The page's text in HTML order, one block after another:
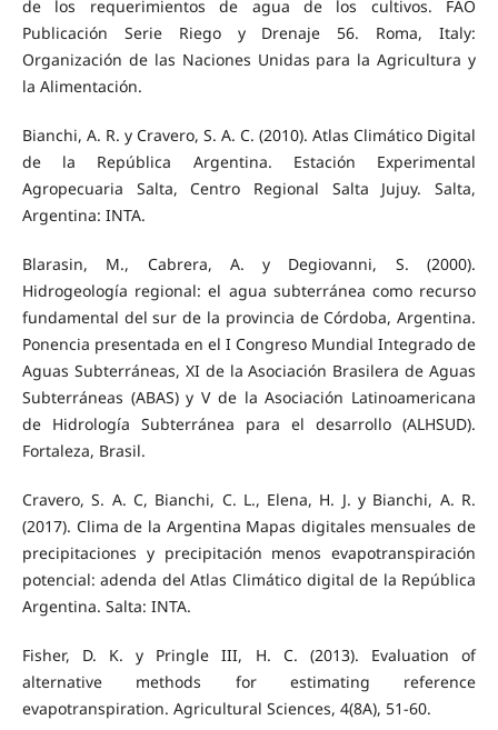
de los requerimientos de agua de los cultivos. FAO
Publicación Serie Riego y Drenaje 56. Roma, Italy:
Organización de las Naciones Unidas para la Agricultura y
la Alimentación.
Bianchi, A. R. y Cravero, S. A. C. (2010). Atlas Climático Digital
de la República Argentina. Estación Experimental
Agropecuaria Salta, Centro Regional Salta Jujuy. Salta,
Argentina: INTA.
Blarasin, M., Cabrera, A. y Degiovanni, S. (2000).
Hidrogeología regional: el agua subterránea como recurso
fundamental del sur de la provincia de Córdoba, Argentina.
Ponencia presentada en el I Congreso Mundial Integrado de
Aguas Subterráneas, XI de la Asociación Brasilera de Aguas
Subterráneas (ABAS) y V de la Asociación Latinoamericana
de Hidrología Subterránea para el desarrollo (ALHSUD).
Fortaleza, Brasil.
Cravero, S. A. C, Bianchi, C. L., Elena, H. J. y Bianchi, A. R.
(2017). Clima de la Argentina Mapas digitales mensuales de
precipitaciones y precipitación menos evapotranspiración
potencial: adenda del Atlas Climático digital de la República
Argentina. Salta: INTA.
Fisher, D. K. y Pringle III, H. C. (2013). Evaluation of
alternative methods for estimating reference
evapotranspiration. Agricultural Sciences, 4(8A), 51-60.